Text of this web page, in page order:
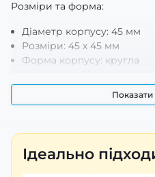
Розміри та форма:
Діаметр корпусу: 45 мм
Розміри: 45 х 45 мм
Форма корпусу: кругла
Матеріали:
елегантності.
Показати
Ідеально